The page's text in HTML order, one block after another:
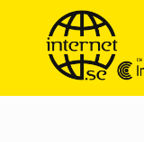
content